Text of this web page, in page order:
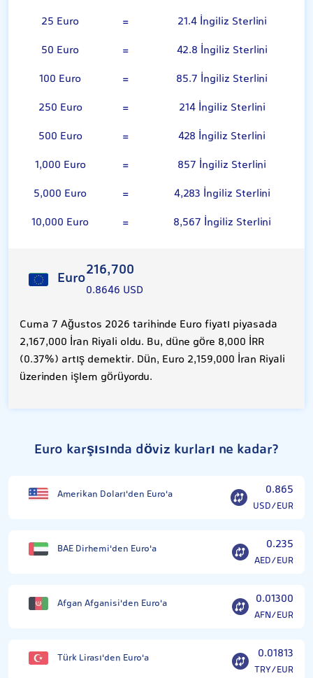
25 Euro
=
21.4 İngiliz Sterlini
50 Euro
=
42.8 İngiliz Sterlini
100 Euro
=
85.7 İngiliz Sterlini
250 Euro
=
214 İngiliz Sterlini
500 Euro
=
428 İngiliz Sterlini
1,000 Euro
=
857 İngiliz Sterlini
5,000 Euro
=
4,283 İngiliz Sterlini
10,000 Euro
= 8,567 İngiliz Sterlini
Euro216,700
0.8646 USD
Cuma 7 Ağustos 2026 tarihinde Euro fiyatı piyasada
2,167,000 İran Riyali oldu. Bu, düne göre 8,000 İRR
(0.37%) artış demektir. Dün, Euro 2,159,000 İran Riyali
üzerinden işlem görüyordu.
Euro karşısında döviz kurları ne kadar?
Amerikan Doları'den Euro'a 0.865
USD/EUR
BAE Dirhemi'den Euro'a 0.235
AED/EUR
Afgan Afganisi'den Euro'a 0.01300
AFN/EUR
Türk Lirası'den Euro'a 0.01813
TRY/EUR